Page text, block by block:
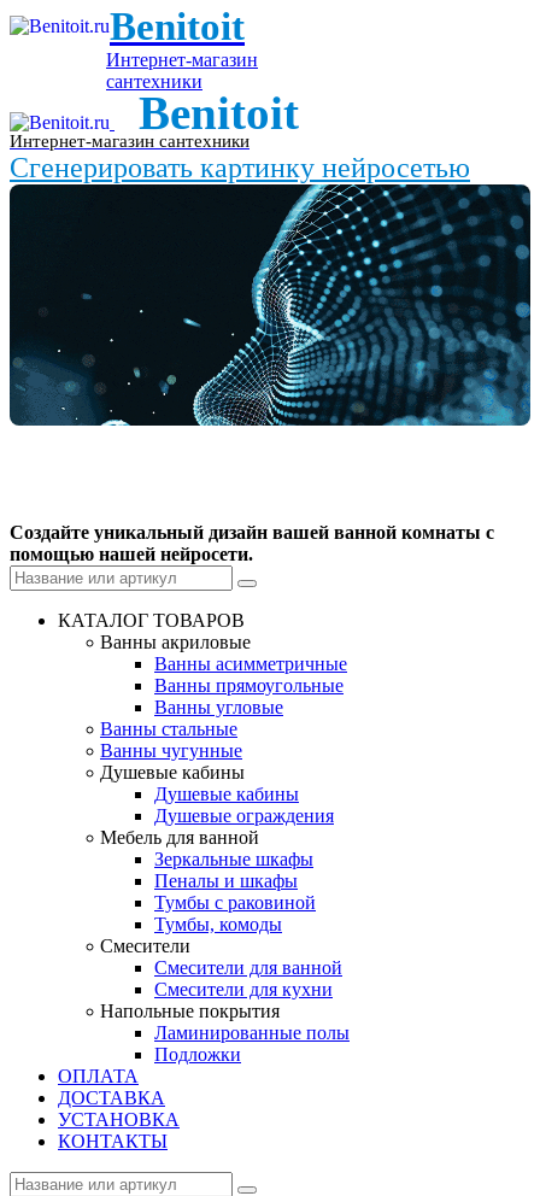
Benitoit
Интернет-магазин
сантехники
Benitoit
Интернет-магазин сантехники
Сгенерировать картинку нейросетью
Создайте уникальный дизайн вашей ванной комнаты с
помощью нашей нейросети.
КАТАЛОГ ТОВАРОВ
Ванны акриловые
Ванны асимметричные
Ванны прямоугольные
Ванны угловые
Ванны стальные
Ванны чугунные
Душевые кабины
Душевые кабины
Душевые ограждения
Мебель для ванной
Зеркальные шкафы
Пеналы и шкафы
Тумбы с раковиной
Тумбы, комоды
Смесители
Смесители для ванной
Смесители для кухни
Напольные покрытия
Ламинированные полы
Подложки
ОПЛАТА
ДОСТАВКА
УСТАНОВКА
КОНТАКТЫ